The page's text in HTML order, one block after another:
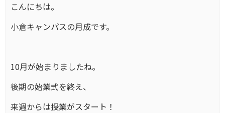
こんにちは。
小倉キャンパスの月成です。
10月が始まりましたね。
後期の始業式を終え、
来週からは授業がスタート！